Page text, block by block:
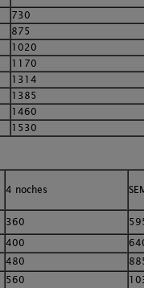
730
875
1020
1170
1314
1385
1460
1530
4 noches
360
400
480
560